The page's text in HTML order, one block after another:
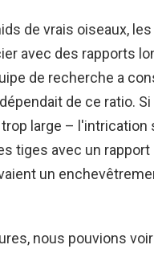
de vrais oiseaux,
avec des rapports
de recherche a
de ce ratio.
large – l'intrication
tiges avec un
un
nous pouvions